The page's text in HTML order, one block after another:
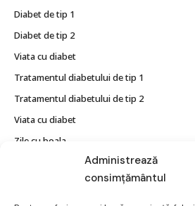
Administrează
consimțământul
Diabet de tip 1
Diabet de tip 2
Viata cu diabet
Tratamentul diabetului de tip 1
Tratamentul diabetului de tip 2
Viata cu diabet
Zile cu boala